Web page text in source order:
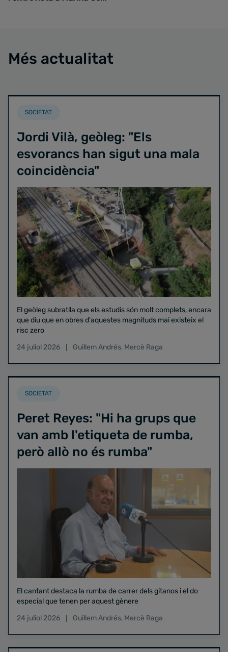
Més actualitat
SOCIETAT
Jordi Vilà, geòleg: "Els
esvorancs han sigut una mala
coincidència"
El geòleg subratlla que els estudis són molt complets, encara
que diu que en obres d'aquestes magnituds mai existeix el
risc zero
24 juliol 2026
Guillem Andrés, Mercè Raga
SOCIETAT
Peret Reyes: "Hi ha grups que
van amb l'etiqueta de rumba,
però allò no és rumba"
El cantant destaca la rumba de carrer dels gitanos i el do
especial que tenen per aquest gènere
24 juliol 2026
Guillem Andrés, Mercè Raga